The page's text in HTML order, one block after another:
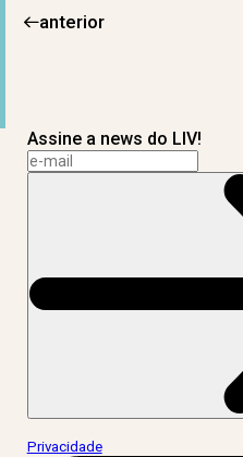
anterior
Assine a news do LIV!
Privacidade.